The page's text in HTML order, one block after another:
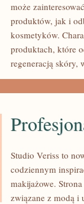
ZRÓB
SAM
może
produktów, jak i
kosmetyków.
produktach, które
regeneracją skóry,
Studio Veriss to
codziennym
makijażowe.
związane z modą i